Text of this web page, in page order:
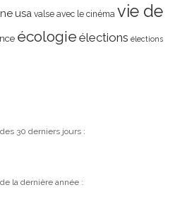
usa valse avec le cinéma vie de
écologie élections élections
30 derniers jours :
la dernière année :